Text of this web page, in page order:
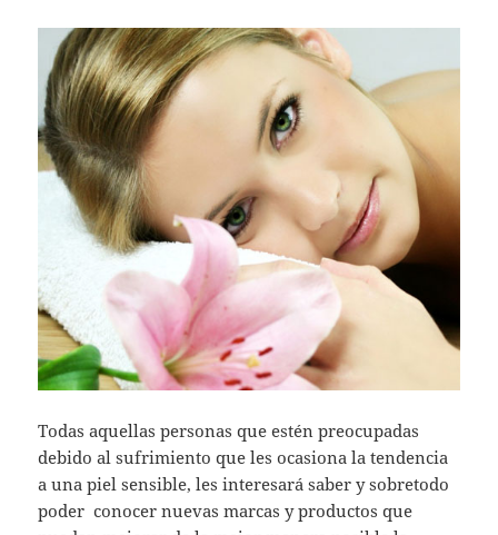
Todas aquellas personas que estén preocupadas
debido al sufrimiento que les ocasiona la tendencia
a una piel sensible, les interesará saber y sobretodo
poder conocer nuevas marcas y productos que